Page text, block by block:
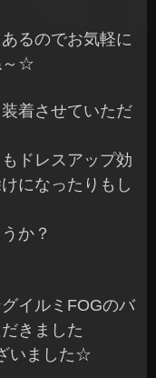
るのでお気軽に
～☆
着させていただ
ドレスアップ効
になったりもし
か？
イルミFOGのバ
きました
いました☆